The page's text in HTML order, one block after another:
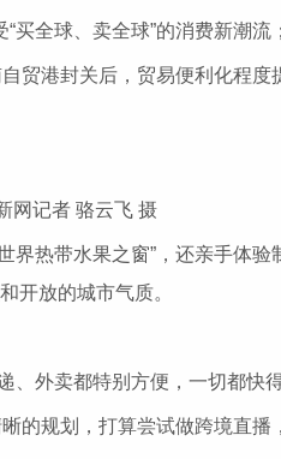
球、卖全球”的消费新潮流
港封关后，贸易便利化程度
网记者 骆云飞 摄
带水果之窗”，还亲手体验
开放的城市气质。
外卖都特别方便，一切都快得
规划，打算尝试做跨境直播